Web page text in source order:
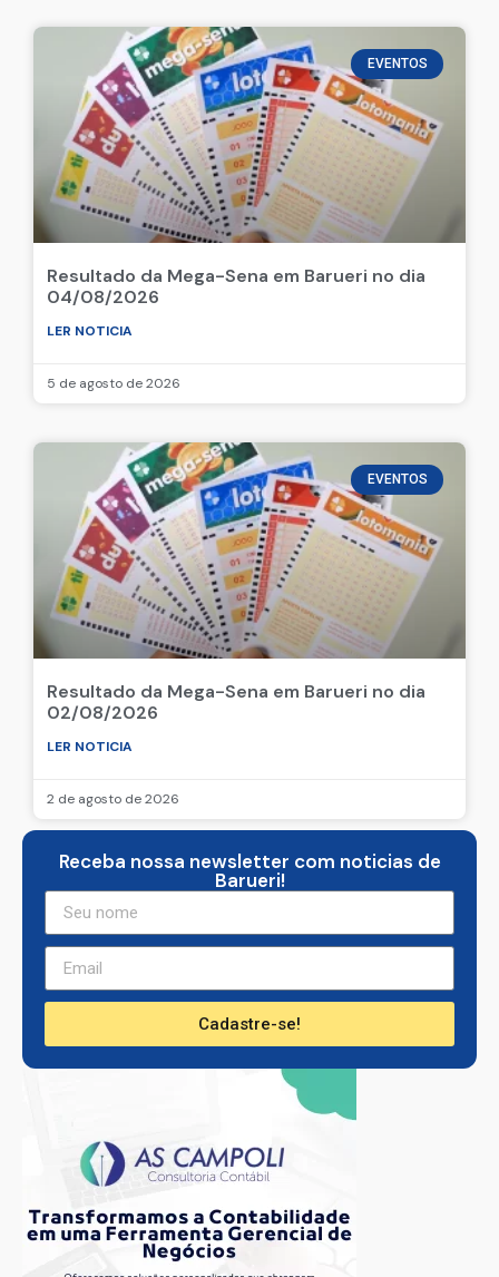
EVENTOS
Resultado da Mega-Sena em Barueri no dia
04/08/2026
LER NOTICIA
5 de agosto de 2026
EVENTOS
Resultado da Mega-Sena em Barueri no dia
02/08/2026
LER NOTICIA
2 de agosto de 2026
Receba nossa newsletter com noticias de
Barueri!
Cadastre-se!